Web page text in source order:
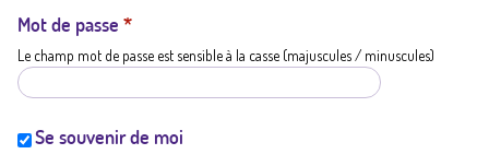
t
i
Mot de passe *
Le champ mot de passe est sensible à la casse (majuscules / minuscules)
Se souvenir de moi